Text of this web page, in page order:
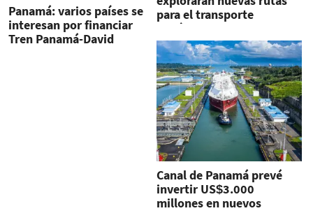
Panamá: varios países se
interesan por financiar
Tren Panamá-David
para el transporte
marítimo brasileño
Canal de Panamá prevé
invertir US$3.000
millones en nuevos